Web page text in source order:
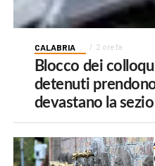
CALABRIA 2 ore fa
Blocco dei
detenuti
devastano la